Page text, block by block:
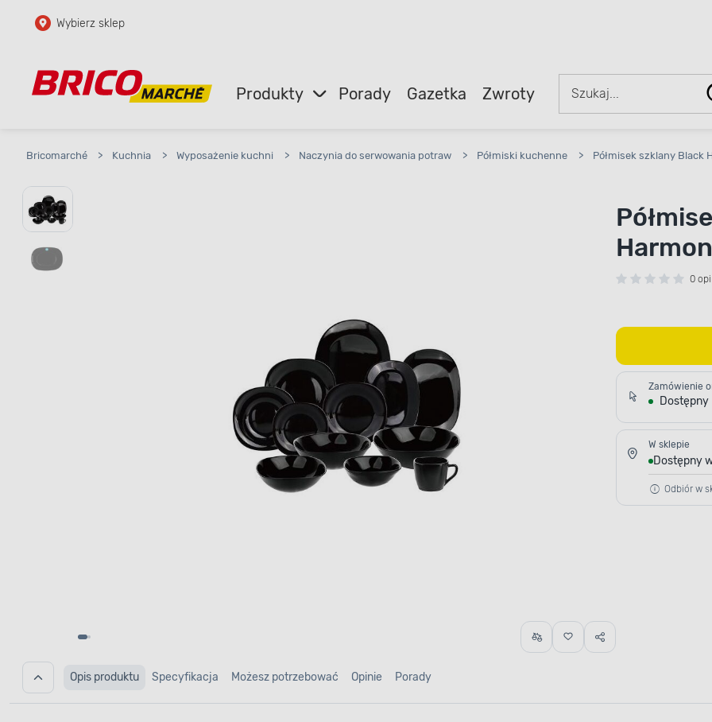
Przejdź do głównej zawartości
Przejdź do wyszukiwarki
Wybierz sklep
Produkty Porady Gazetka Zwroty
Bricomarché > Kuchnia > Wyposażenie kuchni > Naczynia do serwowania potraw > Półmiski kuchenne > Półmisek szklany Black
0
Zamówienie
Dostępny
W sklepie
Dostępny
Odbiór w
Opis produktu Specyfikacja Możesz potrzebować Opinie Porady